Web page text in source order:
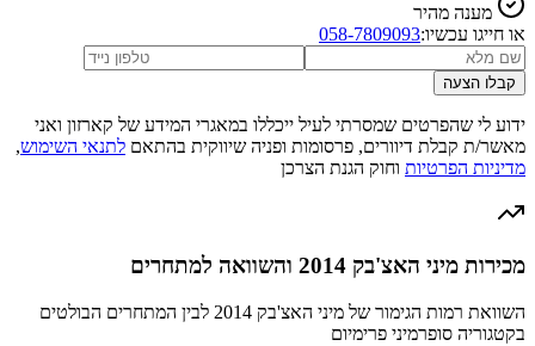
מענה מהיר
או חייגו עכשיו:058-7809093
קבלו הצעה
ידוע לי שהפרטים שמסרתי לעיל ייכללו במאגרי המידע של קארזון ואני
מאשר/ת קבלת דיוורים, פרסומות ופניה שיווקית בהתאם לתנאי השימוש,
מדיניות הפרטיות וחוק הגנת הצרכן
מכירות מיני האצ'בק 2014 והשוואה למתחרים
השוואת רמות הגימור של מיני האצ'בק 2014 לבין המתחרים הבולטים
בקטגוריה סופרמיני פרימיום